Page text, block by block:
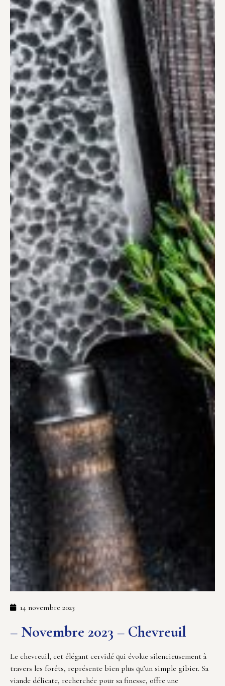
14 novembre 2023
– Novembre 2023 – Chevreuil
Le chevreuil, cet élégant cervidé qui évolue silencieusement à
travers les forêts, représente bien plus qu’un simple gibier. Sa
viande délicate, recherchée pour sa finesse, offre une